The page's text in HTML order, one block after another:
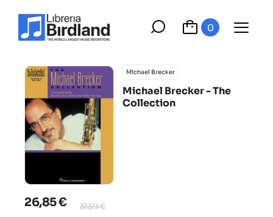
0
Michael Brecker
Michael Brecker - The
Collection
26,85 € 31,59 €